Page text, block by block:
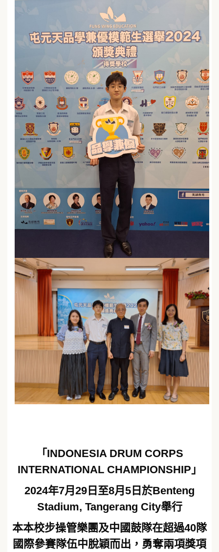
「INDONESIA DRUM CORPS
INTERNATIONAL CHAMPIONSHIP」
2024年7月29日至8月5日於Benteng
Stadium, Tangerang City舉行
本本校步操管樂團及中國鼓隊在超過40隊
國際參賽隊伍中脫穎而出，勇奪兩項獎項